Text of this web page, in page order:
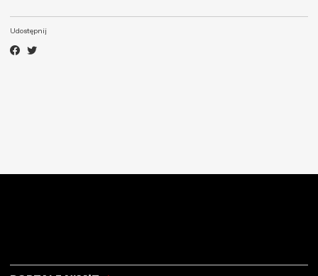
Udostępnij